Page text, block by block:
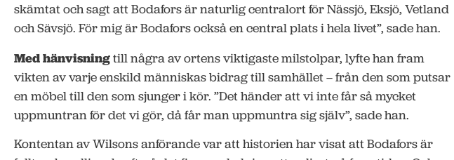
skämtat och sagt att Bodafors är naturlig centralort för Nässjö, Eksjö, Vetland
och Sävsjö. För mig är Bodafors också en central plats i hela livet”, sade han.
Med hänvisningtill några av ortens viktigaste milstolpar, lyfte han fram
vikten av varje enskild människas bidrag till samhället – från den som putsar
en möbel till den som sjunger i kör. ”Det händer att vi inte får så mycket
uppmuntran för det vi gör, då får man uppmuntra sig själv”, sade han.
Kontentan av Wilsons anförande var att historien har visat att Bodafors är